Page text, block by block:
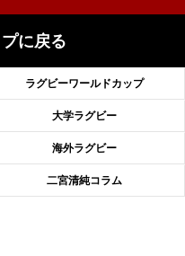
・レニーHCの功績と財産
なり」骨太の教育方針
たBR東京、主将の選択
に戻る
ラグビーワールドカップ
大学ラグビー
海外ラグビー
二宮清純コラム